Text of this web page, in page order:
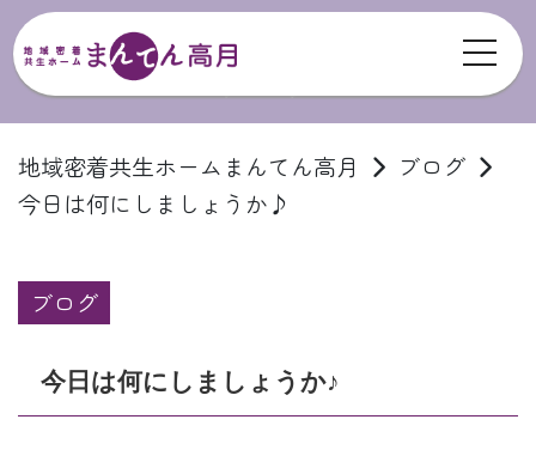
地域密着共生ホームまんてん高月
ブログ
今日は何にしましょうか♪
ブログ
今日は何にしましょうか♪